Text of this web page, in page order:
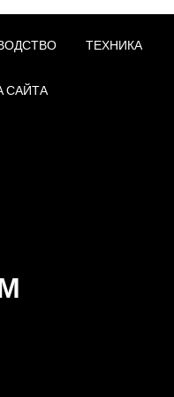
ТЕХНИКА
САЙТА